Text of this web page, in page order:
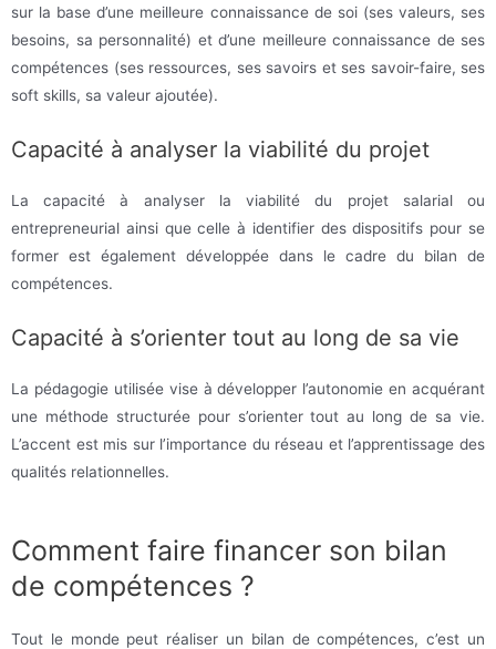
sur la base d’une meilleure connaissance de soi (ses valeurs, ses
besoins, sa personnalité) et d’une meilleure connaissance de ses
compétences (ses ressources, ses savoirs et ses savoir-faire, ses
soft skills, sa valeur ajoutée).
Capacité à analyser la viabilité du projet
La capacité à analyser la viabilité du projet salarial ou
entrepreneurial ainsi que celle à identifier des dispositifs pour se
former est également développée dans le cadre du bilan de
compétences.
Capacité à s’orienter tout au long de sa vie
La pédagogie utilisée vise à développer l’autonomie en acquérant
une méthode structurée pour s’orienter tout au long de sa vie.
L’accent est mis sur l’importance du réseau et l’apprentissage des
qualités relationnelles.
Comment faire financer son bilan
de compétences ?
Tout le monde peut réaliser un bilan de compétences, c’est un